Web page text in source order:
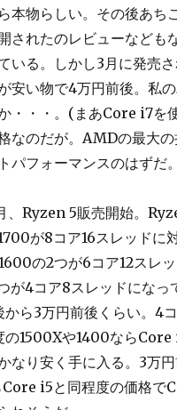
本物らしい。その後あち
されたのレビューなども
いる。しかし3月に発売
安い物で4万円前後。私
・・・。(まあCore i7を
なのだが。AMDの最大
パフォーマンスのはずだ
、Ryzen 5販売開始。
が8コア16スレッドに
の2つが6コア12スレッ
が4コア8スレッドになっ
から3万円前後くらい。4
の1500Xや1400ならCore
なり安く手に入る。3万円
i5と同程度の価格で